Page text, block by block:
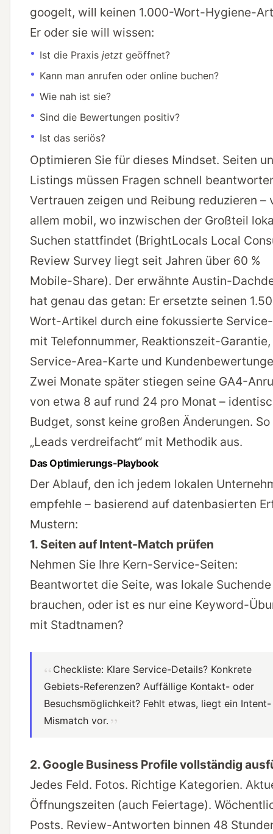
googelt, will keinen 1.000-Wort-Hygiene-
Er oder sie will wissen:
Ist die Praxis jetzt geöffnet?
Kann man anrufen oder online buchen?
Wie nah ist sie?
Sind die Bewertungen positiv?
Ist das seriös?
Optimieren Sie für dieses Mindset. Seiten
Listings müssen Fragen schnell
Vertrauen zeigen und Reibung reduzieren –
allem mobil, wo inzwischen der Großteil
Suchen stattfindet (BrightLocals Local
Review Survey liegt seit Jahren über 60 %
Mobile-Share). Der erwähnte Austin-
hat genau das getan: Er ersetzte seinen
Wort-Artikel durch eine fokussierte
mit Telefonnummer, Reaktionszeit-Garantie,
Service-Area-Karte und
Zwei Monate später stiegen seine GA4-
von etwa 8 auf rund 24 pro Monat –
Budget, sonst keine großen Änderungen.
„Leads verdreifacht“ mit Methodik aus.
Das Optimierungs-Playbook
Der Ablauf, den ich jedem lokalen
empfehle – basierend auf datenbasierten
Mustern:
1. Seiten auf Intent-Match prüfen
Nehmen Sie Ihre Kern-Service-Seiten:
Beantwortet die Seite, was lokale Suchende
brauchen, oder ist es nur eine Keyword-
mit Stadtnamen?
Checkliste: Klare Service-Details? Konkrete
Gebiets-Referenzen? Auffällige Kontakt- oder
Besuchsmöglichkeit? Fehlt etwas, liegt ein Intent-
Mismatch vor.
2. Google Business Profile vollständig
Jedes Feld. Fotos. Richtige Kategorien.
Öffnungszeiten (auch Feiertage).
Posts. Review-Antworten binnen 48